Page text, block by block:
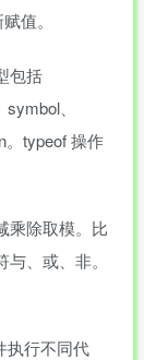
值。
包括
、
。typeof 操作
乘除取模。比
、或、非。
执行不同代